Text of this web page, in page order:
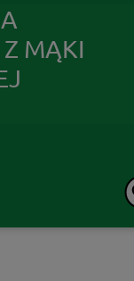
MĄKI